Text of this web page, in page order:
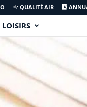
QUALITÉ AIR